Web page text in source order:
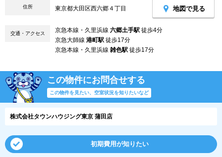
住所 東京都大田区西六郷４丁目 地図で見る
交通・アクセス 京急本線・久里浜線 六郷土手駅 徒歩4分
京急大師線 港町駅 徒歩17分
京急本線・久里浜線 雑色駅 徒歩17分
この物件にお問合せする
この物件を見たい、空室状況を知りたいなど
株式会社タウンハウジング東京 蒲田店
初期費用が知りたい